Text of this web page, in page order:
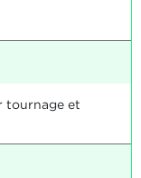
tournage et